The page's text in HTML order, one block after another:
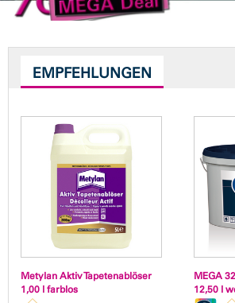
EMPFEHLUNGEN
Metylan Aktiv Tapetenablöser
1,00 l farblos
MEGA
12,50 l